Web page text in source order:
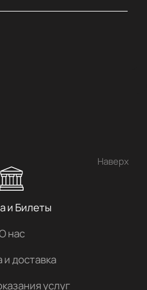
Наверх
и Билеты
нас
и доставка
услуг